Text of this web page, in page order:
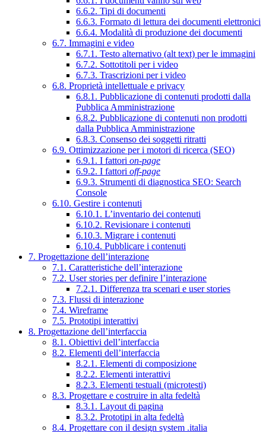
6.6.2. Tipi di documenti
6.6.3. Formato di lettura dei documenti elettronici
6.6.4. Modalità di produzione dei documenti
6.7. Immagini e video
6.7.1. Testo alternativo (alt text) per le immagini
6.7.2. Sottotitoli per i video
6.7.3. Trascrizioni per i video
6.8. Proprietà intellettuale e privacy
6.8.1. Pubblicazione di contenuti prodotti dalla
Pubblica Amministrazione
6.8.2. Pubblicazione di contenuti non prodotti
dalla Pubblica Amministrazione
6.8.3. Consenso dei soggetti ritratti
6.9. Ottimizzazione per i motori di ricerca (SEO)
6.9.1. I fattori on-page
6.9.2. I fattori off-page
6.9.3. Strumenti di diagnostica SEO: Search
Console
6.10. Gestire i contenuti
6.10.1. L’inventario dei contenuti
6.10.2. Revisionare i contenuti
6.10.3. Migrare i contenuti
6.10.4. Pubblicare i contenuti
7. Progettazione dell’interazione
7.1. Caratteristiche dell’interazione
7.2. User stories per definire l’interazione
7.2.1. Differenza tra scenari e user stories
7.3. Flussi di interazione
7.4. Wireframe
7.5. Prototipi interattivi
8. Progettazione dell’interfaccia
8.1. Obiettivi dell’interfaccia
8.2. Elementi dell’interfaccia
8.2.1. Elementi di composizione
8.2.2. Elementi interattivi
8.2.3. Elementi testuali (microtesti)
8.3. Progettare e costruire in alta fedeltà
8.3.1. Layout di pagina
8.3.2. Prototipi in alta fedeltà
8.4. Progettare con il design system .italia